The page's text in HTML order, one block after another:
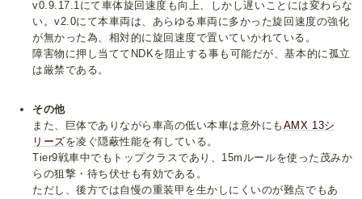
v0.9.17.1にて車体旋回速度も向上、しかし遅いことには変わらな
い。v2.0にて本車両は、あらゆる車両に多かった旋回速度の強化
が無かった為、相対的に旋回速度で置いていかれている。
障害物に押し当ててNDKを阻止する事も可能だが、基本的に孤立
は厳禁である。
その他
また、巨体でありながら車高の低い本車は意外にも AMX 13シ
リーズを凌ぐ隠蔽性能を有している。
Tier9戦車中でもトップクラスであり、15mルールを使った茂みか
らの狙撃・待ち伏せも有効である。
ただし、後方では自慢の重装甲を生かしにくいのが難点でもあ